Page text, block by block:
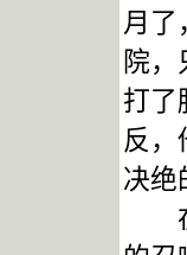
月了
院
打了
反，
决绝
在